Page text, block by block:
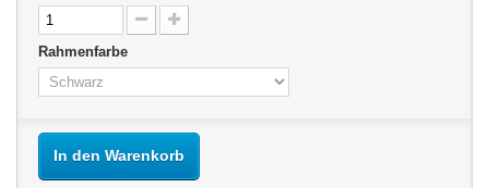
Rahmenfarbe
In den Warenkorb